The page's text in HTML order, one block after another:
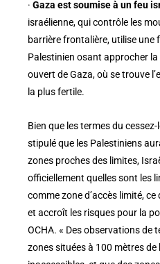
· Gaza est soumise à un feu
israélienne, qui contrôle les
barrière frontalière, utilise
Palestinien osant approcher la
ouvert de Gaza, où se trouve
la plus fertile.
Bien que les termes du
stipulé que les Palestiniens
zones proches des limites,
officiellement quelles sont les
comme zone d’accès limité,
et accroît les risques pour la
OCHA. « Des observations de
zones situées à 100 mètres